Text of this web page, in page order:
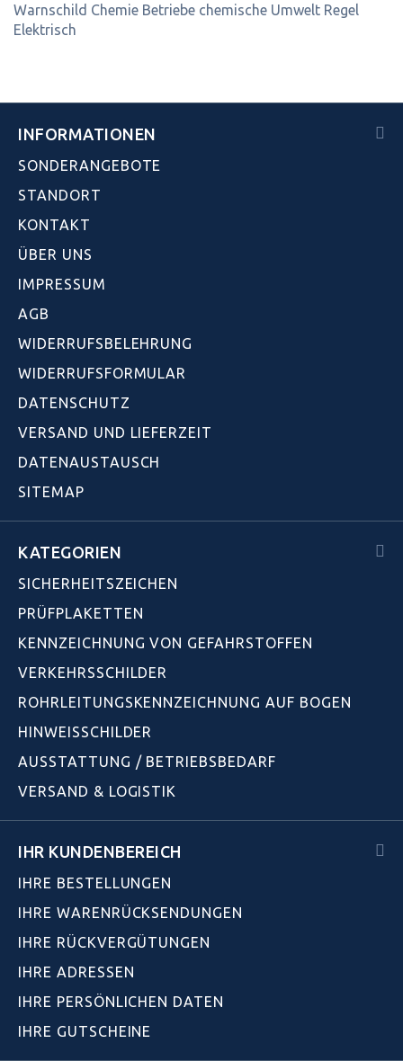
Warnschild Chemie Betriebe chemische Umwelt Regel
Elektrisch
INFORMATIONEN
SONDERANGEBOTE
STANDORT
KONTAKT
ÜBER UNS
IMPRESSUM
AGB
WIDERRUFSBELEHRUNG
WIDERRUFSFORMULAR
DATENSCHUTZ
VERSAND UND LIEFERZEIT
DATENAUSTAUSCH
SITEMAP
KATEGORIEN
SICHERHEITSZEICHEN
PRÜFPLAKETTEN
KENNZEICHNUNG VON GEFAHRSTOFFEN
VERKEHRSSCHILDER
ROHRLEITUNGSKENNZEICHNUNG AUF BOGEN
HINWEISSCHILDER
AUSSTATTUNG / BETRIEBSBEDARF
VERSAND & LOGISTIK
IHR KUNDENBEREICH
IHRE BESTELLUNGEN
IHRE WARENRÜCKSENDUNGEN
IHRE RÜCKVERGÜTUNGEN
IHRE ADRESSEN
IHRE PERSÖNLICHEN DATEN
IHRE GUTSCHEINE